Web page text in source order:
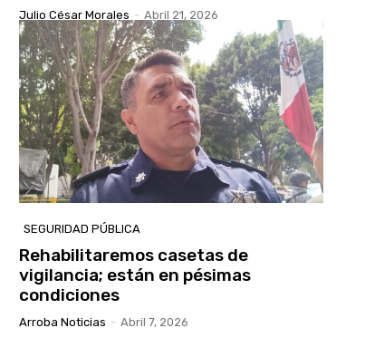
Julio César Morales - Abril 21, 2026
SEGURIDAD PÚBLICA
Rehabilitaremos casetas de
vigilancia; están en pésimas
condiciones
Arroba Noticias - Abril 7, 2026